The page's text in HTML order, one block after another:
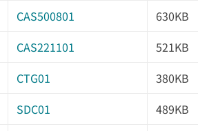
CAS500801
630KB
CAS221101
521KB
CTG01
380KB
SDC01
489KB